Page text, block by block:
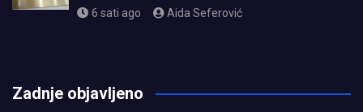
6 sati ago Aida Seferović
Zadnje objavljeno